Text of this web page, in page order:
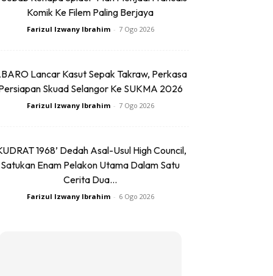
Komik Ke Filem Paling Berjaya
Farizul Izwany Ibrahim - 7 Ogo 2026
Lancar Kasut Sepak Takraw, Perkasa
Skuad Selangor Ke SUKMA 2026
Farizul Izwany Ibrahim - 7 Ogo 2026
1968’ Dedah Asal-Usul High Council,
Satukan Enam Pelakon Utama Dalam Satu
Cerita Dua...
Farizul Izwany Ibrahim - 6 Ogo 2026